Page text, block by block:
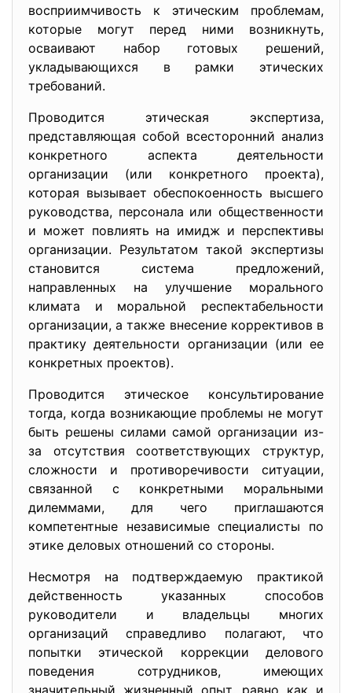
восприимчивость к этическим проблемам,
которые могут перед ними возникнуть,
осваивают набор готовых решений,
укладывающихся в рамки этических
требований.
Проводится этическая экспертиза,
представляющая собой всесторонний анализ
конкретного аспекта деятельности
организации (или конкретного проекта),
которая вызывает обеспокоенность высшего
руководства, персонала или общественности
и может повлиять на имидж и перспективы
организации. Результатом такой экспертизы
становится система предложений,
направленных на улучшение морального
климата и моральной респектабельности
организации, а также внесение коррективов в
практику деятельности организации (или ее
конкретных проектов).
Проводится этическое консультирование
тогда, когда возникающие проблемы не могут
быть решены силами самой организации из-
за отсутствия соответствующих структур,
сложности и противоречивости ситуации,
связанной с конкретными моральными
дилеммами, для чего приглашаются
компетентные независимые специалисты по
этике деловых отношений со стороны.
Несмотря на подтверждаемую практикой
действенность указанных способов
руководители и владельцы многих
организаций справедливо полагают, что
попытки этической коррекции делового
поведения сотрудников, имеющих
значительный жизненный опыт, равно как и